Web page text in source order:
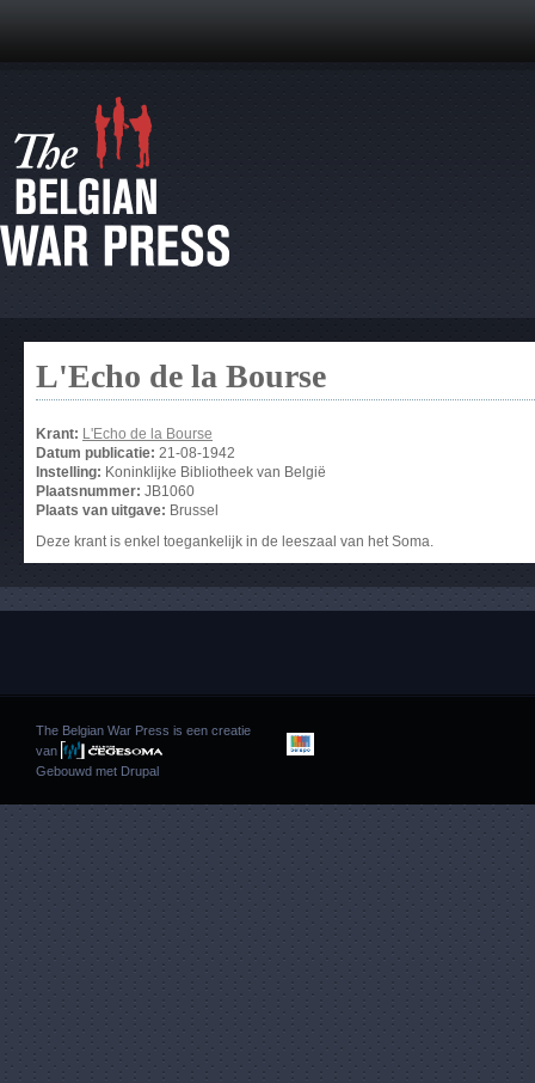
L'Echo de la Bourse
Krant: L'Echo de la Bourse
Datum publicatie: 21-08-1942
Instelling: Koninklijke Bibliotheek van België
Plaatsnummer: JB1060
Plaats van uitgave: Brussel
Deze krant is enkel toegankelijk in de leeszaal van het Soma.
The Belgian War Press is een creatie
van
Gebouwd met Drupal